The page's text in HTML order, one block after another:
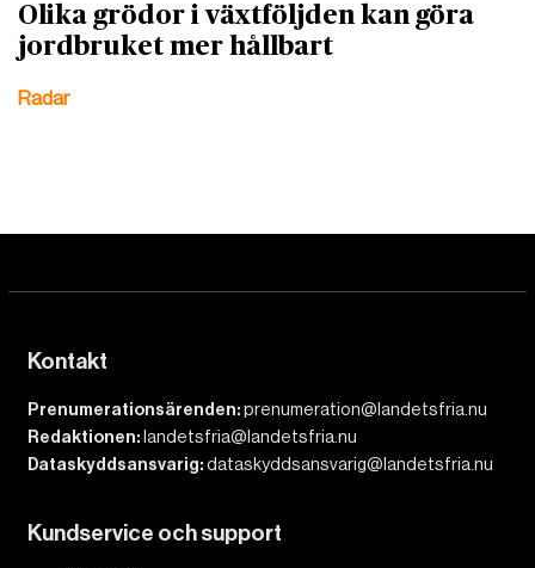
Olika grödor i växtföljden kan göra
jordbruket mer hållbart
Radar
Kontakt
Prenumerationsärenden:prenumeration@landetsfria.nu
Redaktionen: landetsfria@landetsfria.nu
Dataskyddsansvarig:dataskyddsansvarig@landetsfria.nu
Kundservice och support